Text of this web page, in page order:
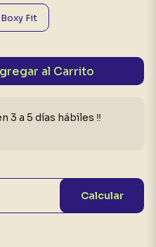
Boxy Fit
al Carrito
3 a 5 días hábiles ‼️
Calcular